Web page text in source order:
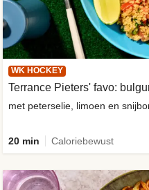
WK HOCKEY
Terrance Pieters' favo:
met peterselie, limoen en
20 min Caloriebewust